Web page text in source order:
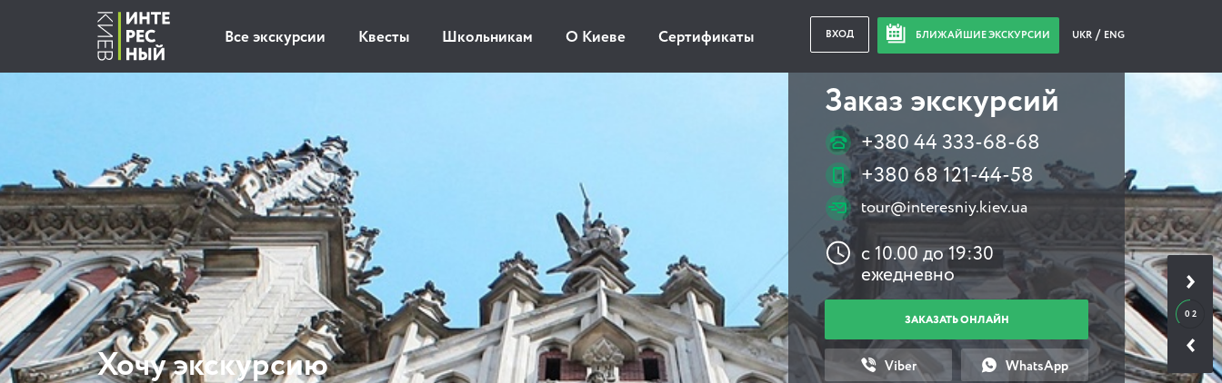
Все экскурсии Квесты Школьникам О Киеве Сертификаты ВХОД БЛИЖАЙШИЕ ЭКСКУРСИИ UKR ENG
0 2
Хочу экскурсию
Заказ экскурсий
+380 44 333-68-68
+380 68 121-44-58
tour@interesniy.kiev.ua
с 10.00 до 19:30
ежедневно
ЗАКАЗАТЬ ОНЛАЙН
Viber WhatsApp